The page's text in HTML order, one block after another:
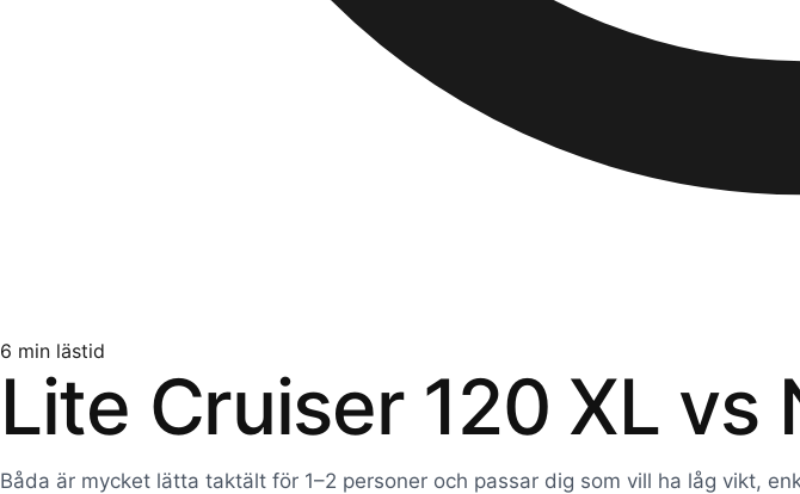
6 min lästid
Lite Cruiser 120 XL
Båda är mycket lätta taktält för 1–2 personer och passar dig som vill ha låg vikt,